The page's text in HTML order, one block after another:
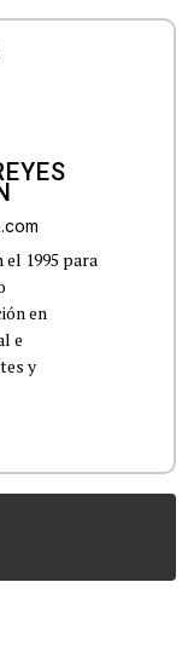
1995 para
en
e
y